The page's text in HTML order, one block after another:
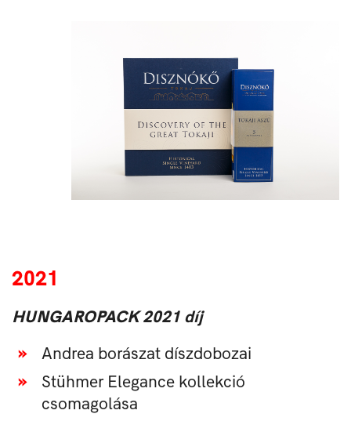
2021
HUNGAROPACK 2021 díj
Andrea borászat díszdobozai
Stühmer Elegance kollekció
csomagolása